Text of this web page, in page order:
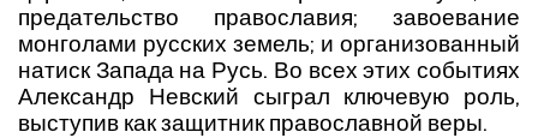
предательство православия; завоевание
монголами русских земель; и организованный
натиск Запада на Русь. Во всех этих событиях
Александр Невский сыграл ключевую роль,
выступив как защитник православной веры.